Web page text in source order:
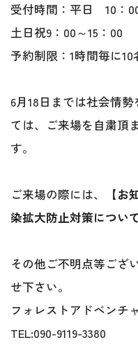
受付時間：平日 10：
土日祝9：00～15：00
予約制限：1時間毎に10
6月18日までは社会情
ては、ご来場を自粛頂
す。
ご来場の際には、
【
染拡大防止対策について
その他ご不明点等ござ
せ下さい。
フォレストアドベンチ
TEL:090-9119-3380